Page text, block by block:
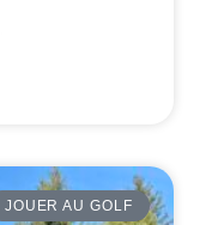
JOUER AU GOLF